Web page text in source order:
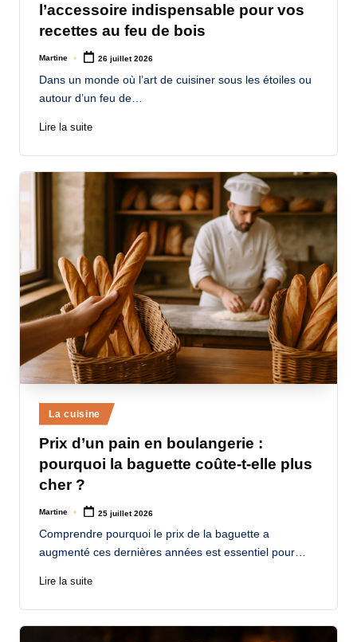
l’accessoire indispensable pour vos
recettes au feu de bois
Posted
Martine 26 juillet 2026
Dans un monde où l’art de cuisiner sous les étoiles ou
autour d’un feu de…
Lire la suite
Posted
in
La cuisine
Prix d’un pain en boulangerie :
pourquoi la baguette coûte-t-elle plus
cher ?
Posted
Martine 25 juillet 2026
Comprendre pourquoi le prix de la baguette a
augmenté ces dernières années est essentiel pour…
Lire la suite